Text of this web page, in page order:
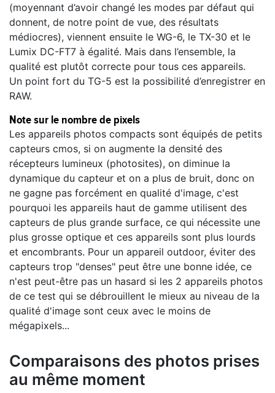
(moyennant d’avoir changé les modes par défaut qui
donnent, de notre point de vue, des résultats
médiocres), viennent ensuite le WG-6, le TX-30 et le
Lumix DC-FT7 à égalité. Mais dans l’ensemble, la
qualité est plutôt correcte pour tous ces appareils.
Un point fort du TG-5 est la possibilité d’enregistrer en
RAW.
Note sur le nombre de pixels
Les appareils photos compacts sont équipés de petits
capteurs cmos, si on augmente la densité des
récepteurs lumineux (photosites), on diminue la
dynamique du capteur et on a plus de bruit, donc on
ne gagne pas forcément en qualité d'image, c'est
pourquoi les appareils haut de gamme utilisent des
capteurs de plus grande surface, ce qui nécessite une
plus grosse optique et ces appareils sont plus lourds
et encombrants. Pour un appareil outdoor, éviter des
capteurs trop "denses" peut être une bonne idée, ce
n'est peut-être pas un hasard si les 2 appareils photos
de ce test qui se débrouillent le mieux au niveau de la
qualité d'image sont ceux avec le moins de
mégapixels...
Comparaisons des photos prises
au même moment